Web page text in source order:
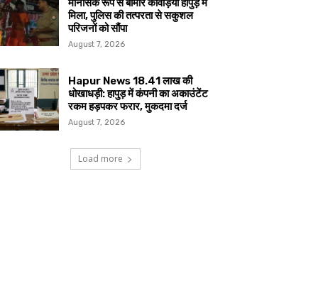
मानसिक रूप से बीमार कांवड़िया हापुड़ में
मिला, पुलिस की तत्परता से सकुशल
परिजनों को सौंपा
August 7, 2026
Hapur News 18.41 लाख की
धोखाधड़ी: हापुड़ में कंपनी का अकाउंटेंट
रकम हड़पकर फरार, मुकदमा दर्ज
August 7, 2026
Load more